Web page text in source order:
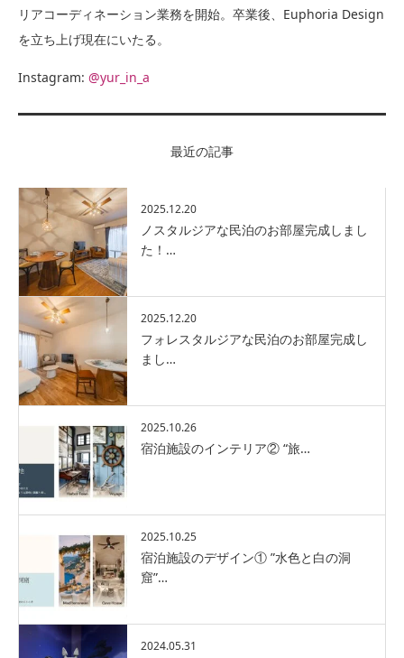
リアコーディネーション業務を開始。卒業後、Euphoria Design
を立ち上げ現在にいたる。
Instagram: @yur_in_a
最近の記事
2025.12.20
ノスタルジアな民泊のお部屋完成しまし
た！…
2025.12.20
フォレスタルジアな民泊のお部屋完成し
まし…
2025.10.26
宿泊施設のインテリア② “旅…
2025.10.25
宿泊施設のデザイン① ”水色と白の洞
窟”…
2024.05.31